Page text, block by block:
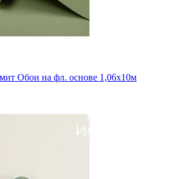
Обои на фл. основе 1,06х10м